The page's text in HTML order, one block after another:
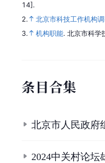
14].
2.
北京市科技工作机构
3.
机构职能. 北京市科学
条目合集
北京市人民政府
2024中关村论